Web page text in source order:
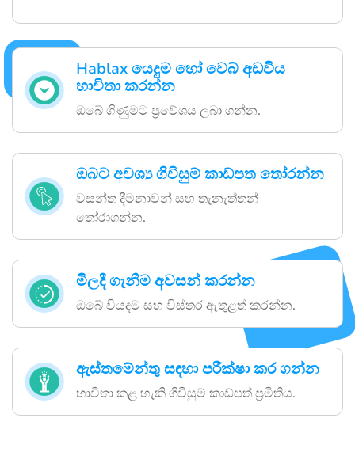
Hablax යෙදුම හෝ වෙබ් අඩවිය
භාවිතා කරන්න
ඔබේ ගිණුමට ප්‍රවේශය ලබා ගන්න.
ඔබට අවශ්‍ය ගිවිසුම් කාඩ්පත තෝරන්න
වසන්ත දීමනාවන් සහ තැනැත්තන්
තෝරාගන්න.
මිලදී ගැනීම අවසන් කරන්න
ඔබේ වියදම සහ විස්තර ඇතුළත් කරන්න.
ඇස්තමේන්තු සඳහා පරීක්ෂා කර ගන්න
භාවිතා කළ හැකි ගිවිසුම් කාඩ්පත් ප්‍රමිතිය.